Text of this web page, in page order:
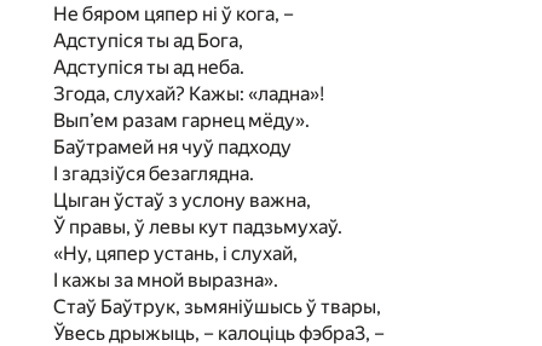
Не бяром цяпер ні ў кога, –
Адступіся ты ад Бога,
Адступіся ты ад неба.
Згода, слухай? Кажы: «ладна»!
Вып’ем разам гарнец мёду».
Баўтрамей ня чуў падходу
I згадзіўся безаглядна.
Цыган ўстаў з услону важна,
Ў правы, ў левы кут падзьмухаў.
«Ну, цяпер устань, і слухай,
I кажы за мной выразна».
Стаў Баўтрук, зьмяніўшысь ў твары,
Ўвесь дрыжыць, – калоціць фэбра3, –